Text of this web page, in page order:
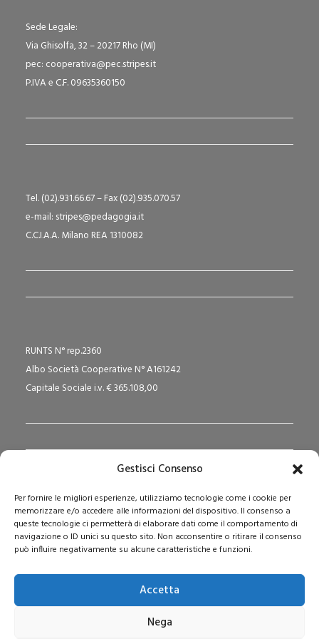
Gestisci Consenso
Per fornire le migliori esperienze, utilizziamo tecnologie come i cookie per
memorizzare e/o accedere alle informazioni del dispositivo. Il consenso a
queste tecnologie ci permetterà di elaborare dati come il comportamento di
navigazione o ID unici su questo sito. Non acconsentire o ritirare il consenso
può influire negativamente su alcune caratteristiche e funzioni.
Accetta
Nega
Sede Legale:
Via Ghisolfa, 32 – 20217 Rho (MI)
pec: cooperativa@pec.stripes.it
P.IVA e C.F. 09635360150
Tel. (02).931.66.67 – Fax (02).935.070.57
e-mail: stripes@pedagogia.it
C.C.I.A.A. Milano REA 1310082
RUNTS N° rep.2360
Albo Società Cooperative N° A161242
Capitale Sociale i.v. € 365.108,00
Via San Domenico Savio, 6 – 20017 Rho (MI)
Reg. Tribunale: n. 187 del 29/03/97 | ISSN: 1593-2259
Web:www.pedagogia.it